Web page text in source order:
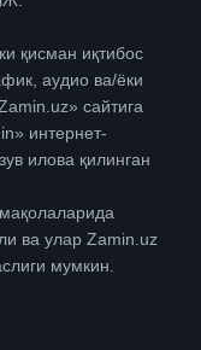
қисман иқтибос
аудио ва/ёки
сайтига
интернет-
илова қилинган
ва улар Zamin.uz
мумкин.